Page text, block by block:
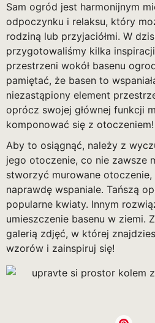
Sam ogród jest harmonijnym
odpoczynku i relaksu, który
rodziną lub przyjaciółmi. W
przygotowaliśmy kilka
przestrzeni wokół basenu
pamiętać, że basen to
niezastąpiony element
oprócz swojej głównej funkcji
komponować się z otoczeniem!
Aby to osiągnąć, należy z
jego otoczenie, co nie zawsze
stworzyć murowane
naprawdę wspaniale. Tańszą
popularne kwiaty. Innym
umieszczenie basenu w ziemi.
galerią zdjęć, w której
wzorów i zainspiruj się!